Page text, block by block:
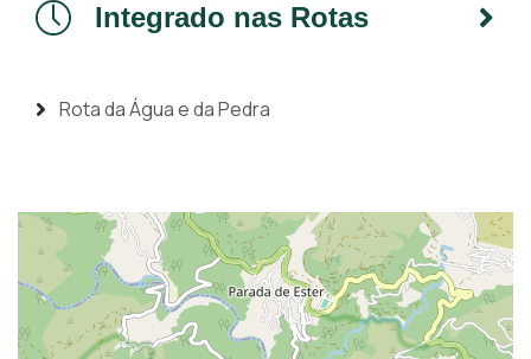
Integrado nas Rotas
Rota da Água e da Pedra